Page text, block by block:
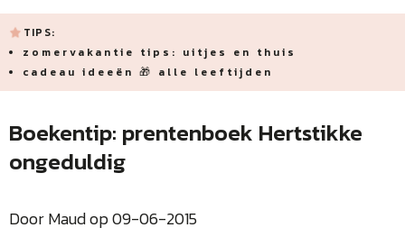
TIPS:
zomervakantie tips: uitjes en thuis
cadeau ideeën 🎁 alle leeftijden
Boekentip: prentenboek Hertstikke
ongeduldig
Door Maud op 09-06-2015